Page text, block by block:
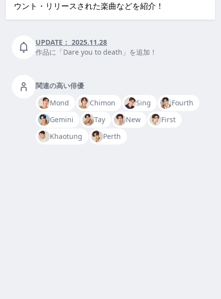
ウント・リリースされた楽曲などを紹介！
UPDATE： 2025.11.28
作品に「Dare you to death」を追加！
関連の高い俳優
Mond
Chimon Sing
Fourth
Gemini
Tay New
First
Khaotung
Perth